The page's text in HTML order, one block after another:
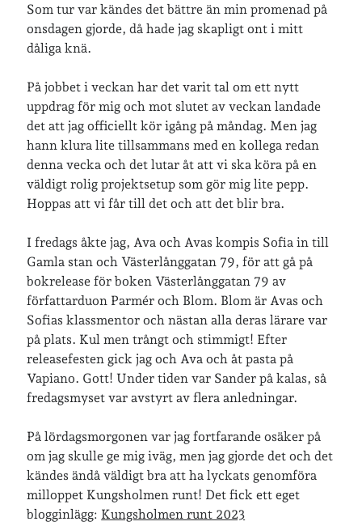
Som tur var kändes det bättre än min promenad på
onsdagen gjorde, då hade jag skapligt ont i mitt
dåliga knä.
På jobbet i veckan har det varit tal om ett nytt
uppdrag för mig och mot slutet av veckan landade
det att jag officiellt kör igång på måndag. Men jag
hann klura lite tillsammans med en kollega redan
denna vecka och det lutar åt att vi ska köra på en
väldigt rolig projektsetup som gör mig lite pepp.
Hoppas att vi får till det och att det blir bra.
I fredags åkte jag, Ava och Avas kompis Sofia in till
Gamla stan och Västerlånggatan 79, för att gå på
bokrelease för boken Västerlånggatan 79 av
författarduon Parmér och Blom. Blom är Avas och
Sofias klassmentor och nästan alla deras lärare var
på plats. Kul men trångt och stimmigt! Efter
releasefesten gick jag och Ava och åt pasta på
Vapiano. Gott! Under tiden var Sander på kalas, så
fredagsmyset var avstyrt av flera anledningar.
På lördagsmorgonen var jag fortfarande osäker på
om jag skulle ge mig iväg, men jag gjorde det och det
kändes ändå väldigt bra att ha lyckats genomföra
milloppet Kungsholmen runt! Det fick ett eget
blogginlägg: Kungsholmen runt 2023